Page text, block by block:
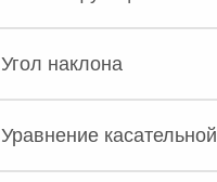
Угол наклона
Уравнение касательной